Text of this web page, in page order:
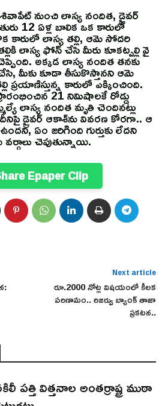
నుంచి లాస్య నందిత, డ్రైవర్
12 ఏళ్ల బాలిక ఒక కారులో
కారులో లాస్య తల్లి, ఆమె సోదరి
లాస్య ఫోన్ చేసి మీరు కూకట్పల్లి వై
అక్కడ లాస్య నందిత తనకు
మీకు కూడా తీసుకొస్తానని ఆమె
ప్రయాణిస్తున్న కారులో ఎక్కించింది.
21 నిమిషాలకే రోడ్డు
లాస్య నందిత మృతి చెందినట్లు
దీనిపై డ్రైవర్‌ ఆకాశ్‌ను వివరణ కోరగా.. ఆ
ఏం జరిగింది గుర్తుకు లేదని
వర్గాలు చెపుతున్నాయి.
Epaper Clip
Next article
రూ.2000 నోట్ల విషయంలో కీలక
పరిణామం.. రిజర్వు బ్యాంక్ తాజా
ప్రకటన..
పత్తి విత్తనాల అంతర్రాష్ట్ర ముఠా